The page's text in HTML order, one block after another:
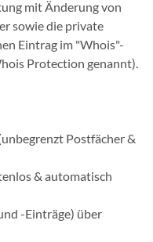
mit Änderung von
sowie die private
Eintrag im "Whois"-
Protection genannt).
Postfächer &
& automatisch
-Einträge) über